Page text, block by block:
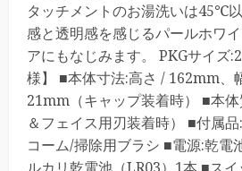
タッチメントのお湯洗いは45℃
感と透明感を感じるパールホワ
アにもなじみます。 PKGサイズ
様】 ■本体寸法:高さ / 162mm、
21mm（キャップ装着時） ■本
＆フェイス用刃装着時） ■付属
コーム/掃除用ブラシ ■電源:乾電